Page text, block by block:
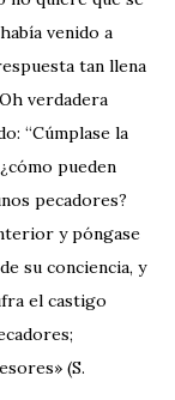
venido a
tan llena
verdadera
“Cúmplase la
pueden
pecadores?
y póngase
su conciencia, y
el castigo
(S.